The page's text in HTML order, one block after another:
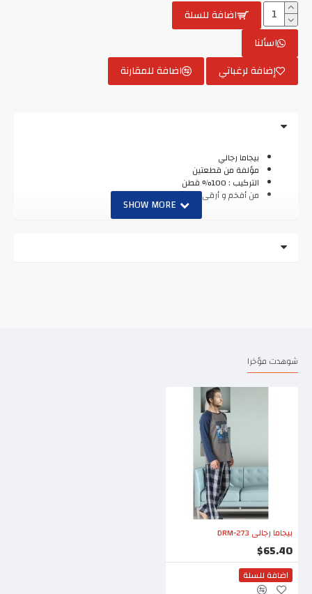
اضافة للسلة
اسألنا
إضافة لرغباتي
اضافة للمقارنة
بيجاما رجالي
مؤلفة من قطعتين
التركيب : 100% قطن
من أفخم و أرقى الماركات التركية
شوهدت مؤخرا
بيجاما رجالي DRM-273
$65.40
اضافة للسلة